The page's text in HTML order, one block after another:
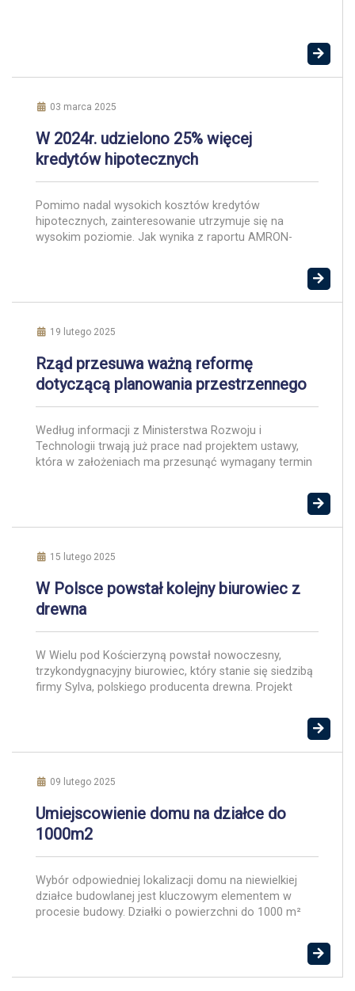
03 marca 2025
W 2024r. udzielono 25% więcej
kredytów hipotecznych
Pomimo nadal wysokich kosztów kredytów
hipotecznych, zainteresowanie utrzymuje się na
wysokim poziomie. Jak wynika z raportu AMRON-
udzieliły kredytów o łącznej wartości 85,2 mld zł. To
udzielonych kredytów […]
19 lutego 2025
Rząd przesuwa ważną reformę
dotyczącą planowania przestrzennego
Według informacji z Ministerstwa Rozwoju i
Technologii trwają już prace nad projektem ustawy,
która w założeniach ma przesunąć wymagany termin
założeniach ustawy gminy będą miały pół roku więcej
dla właścicieli […]
15 lutego 2025
W Polsce powstał kolejny biurowiec z
drewna
W Wielu pod Kościerzyną powstał nowoczesny,
trzykondygnacyjny biurowiec, który stanie się siedzibą
firmy Sylva, polskiego producenta drewna. Projekt
demonstrująca rosnący potencjał technologii drewna
CLT (cross laminated timber). Biurowiec o powierzchni
podejścia do budownictwa. […]
09 lutego 2025
Umiejscowienie domu na działce do
1000m2
Wybór odpowiedniej lokalizacji domu na niewielkiej
działce budowlanej jest kluczowym elementem w
procesie budowy. Działki o powierzchni do 1000 m²
wykorzystać dostępną przestrzeń i zapewnić komfort
Położenie domu względem stron świata ma ogromne